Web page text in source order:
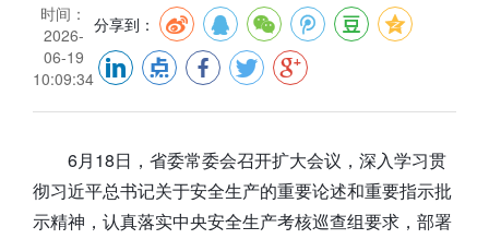
时间：
2026-
06-19
10:09:34
分享到：
6月18日，省委常委会召开扩大会议，深入学习贯
彻习近平总书记关于安全生产的重要论述和重要指示批
示精神，认真落实中央安全生产考核巡查组要求，部署